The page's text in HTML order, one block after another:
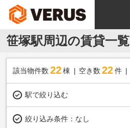
笹塚駅周辺の賃貸一覧
該当物件数 22棟 空き数 22 件
駅で絞り込む
絞り込み条件： なし